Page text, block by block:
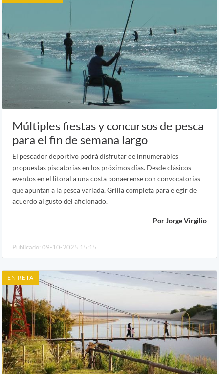
Múltiples fiestas y concursos de pesca
para el fin de semana largo
El pescador deportivo podrá disfrutar de innumerables
propuestas piscatorias en los próximos días. Desde clásicos
eventos en el litoral a una costa bonaerense con convocatorias
que apuntan a la pesca variada. Grilla completa para elegir de
acuerdo al gusto del aficionado.
Por Jorge Virgilio
Publicado: 09-10-2025 15:15
EN RETA